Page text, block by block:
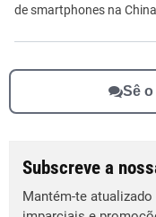
de smartphones na
Sê
Subscreve a
Mantém-te